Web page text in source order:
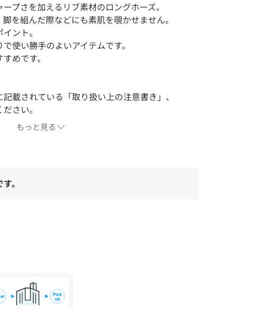
プさを加えるリブ素材のロングホーズ。
を組んだ際などにも素肌を覗かせません。
ント。
使い勝手のよいアイテムです。
めです。
載されている「取り扱い上の注意書き」、
さい。
やパソコンなどの閲覧環境により、実際の色
もっと見る
。